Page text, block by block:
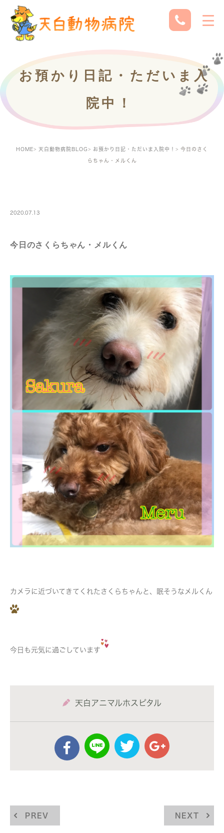
お預かり日記・ただいま入
院中！
HOME 天白動物病院BLOG お預かり日記・ただいま入院中！ 今日のさく
らちゃん・メルくん
2020.07.13
今日のさくらちゃん・メルくん
カメラに近づいてきてくれたさくらちゃんと、眠そうなメルくん
今日も元気に過ごしています
天白アニマルホスピタル
PREV NEXT